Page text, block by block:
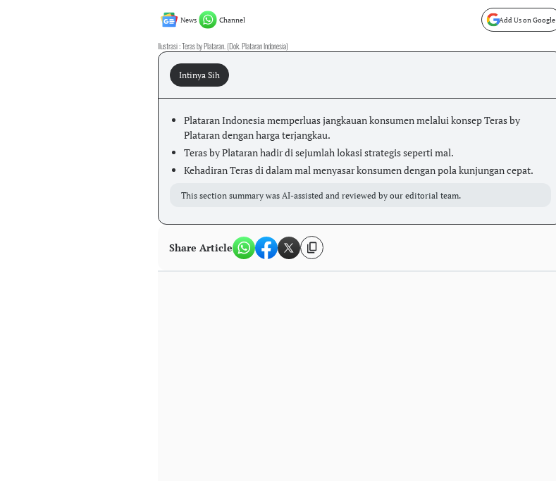
News Channel Add Us on Google
Ilustrasi : Teras by Plataran. (Dok. Plataran Indonesia)
Intinya Sih
Plataran Indonesia memperluas jangkauan konsumen melalui konsep Teras by
Plataran dengan harga terjangkau.
Teras by Plataran hadir di sejumlah lokasi strategis seperti mal.
Kehadiran Teras di dalam mal menyasar konsumen dengan pola kunjungan cepat.
This section summary was AI-assisted and reviewed by our editorial team.
Share Article